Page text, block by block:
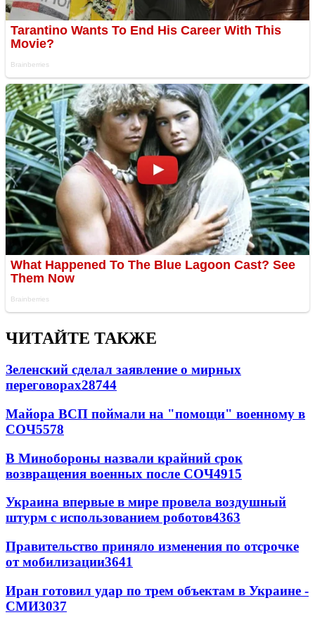
ЧИТАЙТЕ ТАКЖЕ
Зеленский сделал заявление о мирных
переговорах28744
Майора ВСП поймали на "помощи" военному в
СОЧ5578
В Минобороны назвали крайний срок
возвращения военных после СОЧ4915
Украина впервые в мире провела воздушный
штурм с использованием роботов4363
Правительство приняло изменения по отсрочке
от мобилизации3641
Иран готовил удар по трем объектам в Украине -
СМИ3037